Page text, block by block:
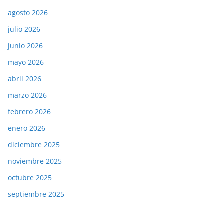
agosto 2026
julio 2026
junio 2026
mayo 2026
abril 2026
marzo 2026
febrero 2026
enero 2026
diciembre 2025
noviembre 2025
octubre 2025
septiembre 2025